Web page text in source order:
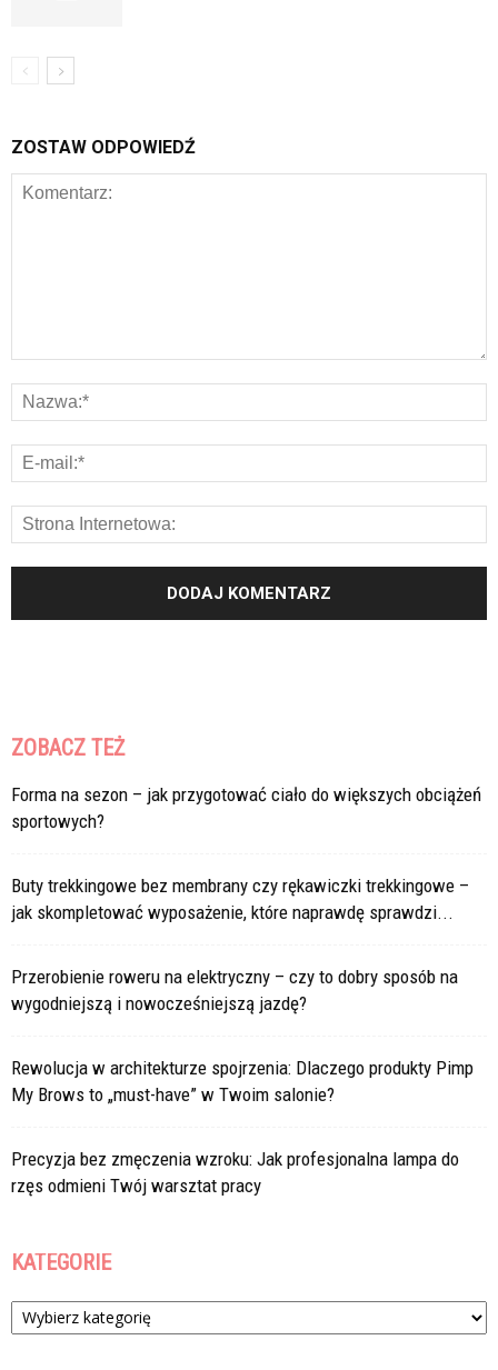
ZOSTAW ODPOWIEDŹ
ZOBACZ TEŻ
Forma na sezon – jak przygotować ciało do większych obciążeń
sportowych?
Buty trekkingowe bez membrany czy rękawiczki trekkingowe –
jak skompletować wyposażenie, które naprawdę sprawdzi...
Przerobienie roweru na elektryczny – czy to dobry sposób na
wygodniejszą i nowocześniejszą jazdę?
Rewolucja w architekturze spojrzenia: Dlaczego produkty Pimp
My Brows to „must-have” w Twoim salonie?
Precyzja bez zmęczenia wzroku: Jak profesjonalna lampa do
rzęs odmieni Twój warsztat pracy
KATEGORIE
Kategorie